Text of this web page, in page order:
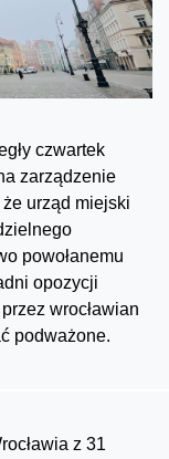
czwartek
zarządzenie
urząd miejski
powołanemu
opozycji
wrocławian
podważone.
z 31